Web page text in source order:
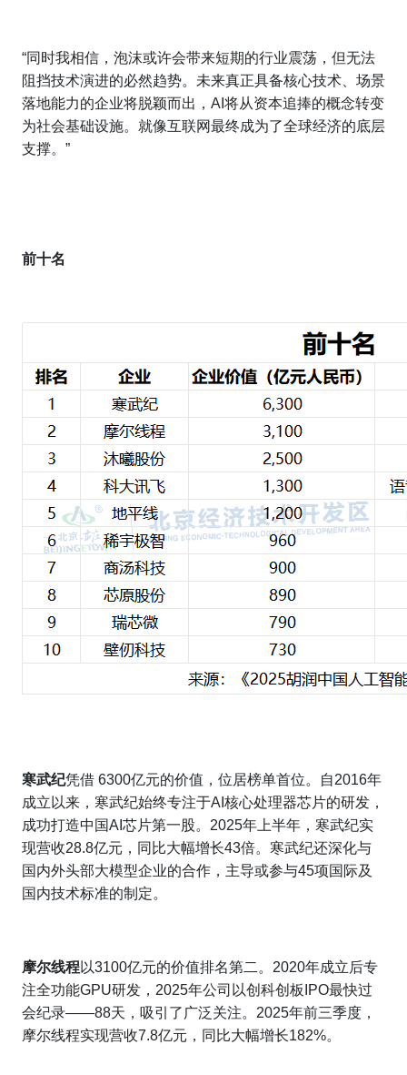
“同时我相信，泡沫或许会带来短期的行业震荡，但无法
阻挡技术演进的必然趋势。未来真正具备核心技术、场景
落地能力的企业将脱颖而出，AI将从资本追捧的概念转变
为社会基础设施。就像互联网最终成为了全球经济的底层
支撑。”
前十名
寒武纪凭借 6300亿元的价值，位居榜单首位。自2016年
成立以来，寒武纪始终专注于AI核心处理器芯片的研发，
成功打造中国AI芯片第一股。2025年上半年，寒武纪实
现营收28.8亿元，同比大幅增长43倍。寒武纪还深化与
国内外头部大模型企业的合作，主导或参与45项国际及
国内技术标准的制定。
摩尔线程以3100亿元的价值排名第二。2020年成立后专
注全功能GPU研发，2025年公司以创科创板IPO最快过
会纪录——88天，吸引了广泛关注。2025年前三季度，
摩尔线程实现营收7.8亿元，同比大幅增长182%。